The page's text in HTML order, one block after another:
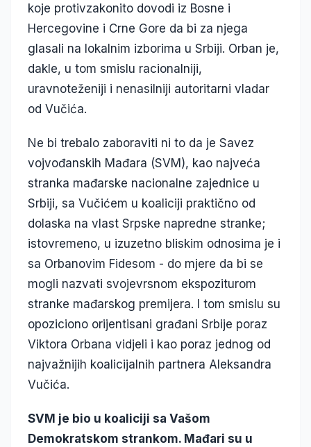
koje protivzakonito dovodi iz Bosne i
Hercegovine i Crne Gore da bi za njega
glasali na lokalnim izborima u Srbiji. Orban je,
dakle, u tom smislu racionalniji,
uravnoteženiji i nenasilniji autoritarni vladar
od Vučića.
Ne bi trebalo zaboraviti ni to da je Savez
vojvođanskih Mađara (SVM), kao najveća
stranka mađarske nacionalne zajednice u
Srbiji, sa Vučićem u koaliciji praktično od
dolaska na vlast Srpske napredne stranke;
istovremeno, u izuzetno bliskim odnosima je i
sa Orbanovim Fidesom - do mjere da bi se
mogli nazvati svojevrsnom ekspoziturom
stranke mađarskog premijera. I tom smislu su
opoziciono orijentisani građani Srbije poraz
Viktora Orbana vidjeli i kao poraz jednog od
najvažnijih koalicijalnih partnera Aleksandra
Vučića.
SVM je bio u koaliciji sa Vašom
Demokratskom strankom. Mađari su u